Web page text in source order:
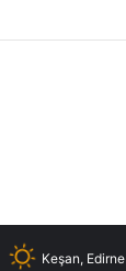
Keşan, Edirne